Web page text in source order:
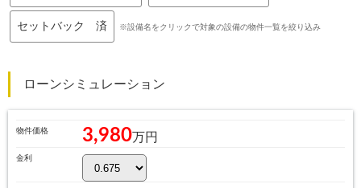
セットバック 済 ※設備名をクリックで対象の設備の物件一覧を絞り込み
ローンシミュレーション
物件価格 3,980万円
金利